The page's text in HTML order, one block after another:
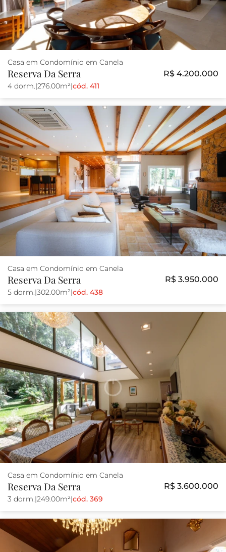
Casa em Condomínio em Canela
Reserva Da Serra R$ 4.200.000
4 dorm.|276.00m²|cód. 411
Casa em Condomínio em Canela
Reserva Da Serra R$ 3.950.000
5 dorm.|302.00m²|cód. 438
Casa em Condomínio em Canela
Reserva Da Serra R$ 3.600.000
3 dorm. |249.00m²|cód. 369